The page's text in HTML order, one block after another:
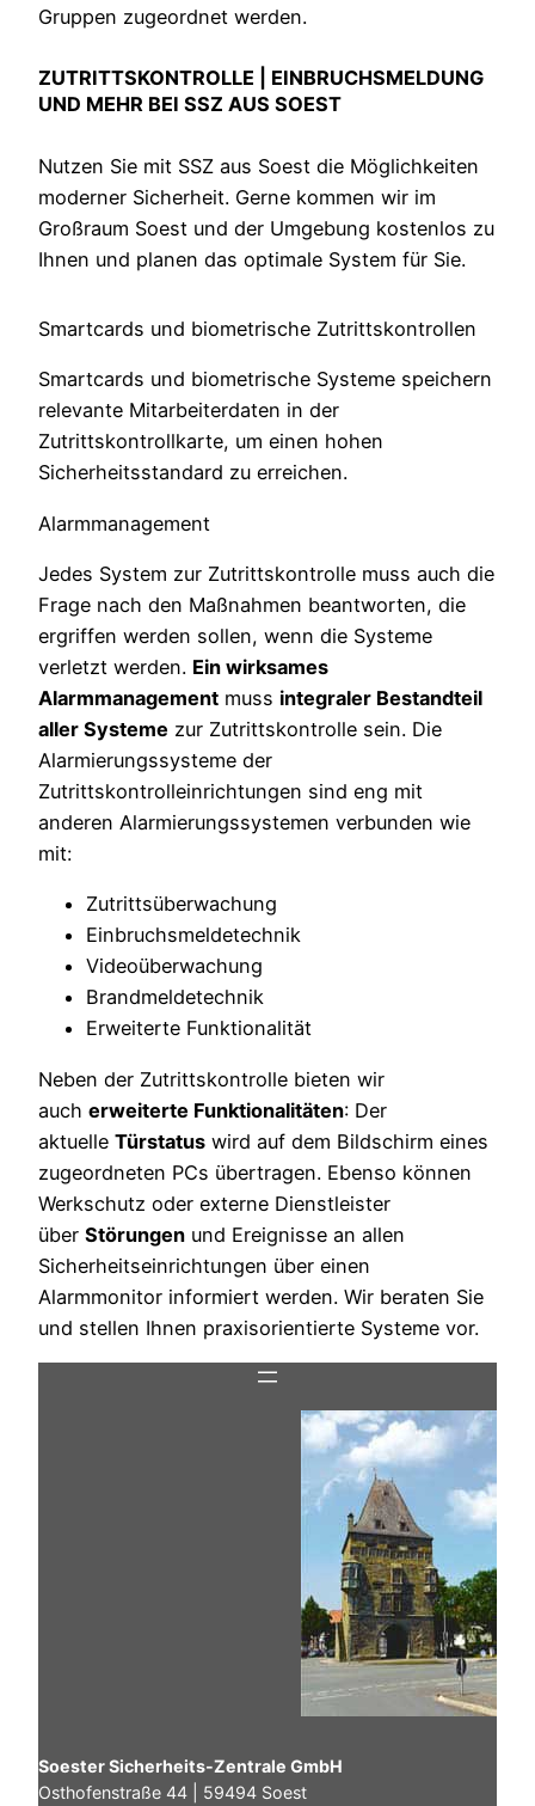
Gruppen zugeordnet werden.
ZUTRITTSKONTROLLE | EINBRUCHSMELDUNG
UND MEHR BEI SSZ AUS SOEST
Nutzen Sie mit SSZ aus Soest die Möglichkeiten
moderner Sicherheit. Gerne kommen wir im
Großraum Soest und der Umgebung kostenlos zu
Ihnen und planen das optimale System für Sie.
Smartcards und biometrische Zutrittskontrollen
Smartcards und biometrische Systeme speichern
relevante Mitarbeiterdaten in der
Zutrittskontrollkarte, um einen hohen
Sicherheitsstandard zu erreichen.
Alarmmanagement
Jedes System zur Zutrittskontrolle muss auch die
Frage nach den Maßnahmen beantworten, die
ergriffen werden sollen, wenn die Systeme
verletzt werden. Ein wirksames
Alarmmanagement muss integraler Bestandteil
aller Systeme zur Zutrittskontrolle sein. Die
Alarmierungssysteme der
Zutrittskontrolleinrichtungen sind eng mit
anderen Alarmierungssystemen verbunden wie
mit:
Zutrittsüberwachung
Einbruchsmeldetechnik
Videoüberwachung
Brandmeldetechnik
Erweiterte Funktionalität
Neben der Zutrittskontrolle bieten wir
auch erweiterte Funktionalitäten: Der
aktuelle Türstatus wird auf dem Bildschirm eines
zugeordneten PCs übertragen. Ebenso können
Werkschutz oder externe Dienstleister
über Störungen und Ereignisse an allen
Sicherheitseinrichtungen über einen
Alarmmonitor informiert werden. Wir beraten Sie
und stellen Ihnen praxisorientierte Systeme vor.
Soester Sicherheits-Zentrale GmbH
Osthofenstraße 44 | 59494 Soest